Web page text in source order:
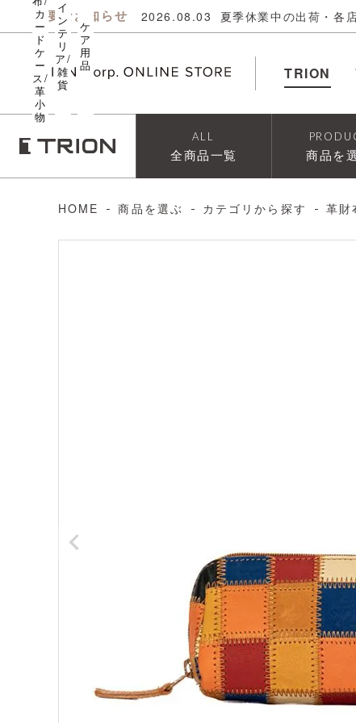
重要なお知らせ 2026.08.03 夏季休業中の出荷・各
TRION
ALL
全商品一覧 商品を
カ
ー
ド
ケ
ー
ス/
革
小
物
イ
ン
テ
リ
ア/
雑
貨
ケ
ア
用
品
HOME 商品を選ぶ カテゴリから探す 革財